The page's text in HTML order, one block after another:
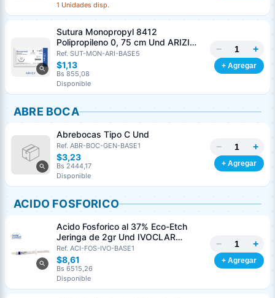
1 Unidades disp.
Sutura Monopropyl 8412
Polipropileno 0, 75 cm Und ARIZI
Aguja de 1/2 Circulo Punta Conica
26 mm
Ref. SUT-MON-ARI-BASE5
$1,13
Bs 855,08
Disponible
− +
+ Agregar
ABRE BOCA
Abrebocas Tipo C Und
Ref. ABR-BOC-GEN-BASE1
$3,23
Bs 2444,17
Disponible
− +
+ Agregar
ACIDO FOSFORICO
Acido Fosforico al 37% Eco-Etch
Jeringa de 2gr Und IVOCLAR
VIVADENT
Ref. ACI-FOS-IVO-BASE1
$8,61
Bs 6515,26
Disponible
− +
+ Agregar
Cancelar